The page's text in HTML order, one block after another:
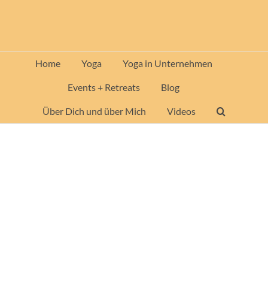
Home Yoga Yoga in Unternehmen
Events + Retreats Blog
Über Dich und über Mich Videos